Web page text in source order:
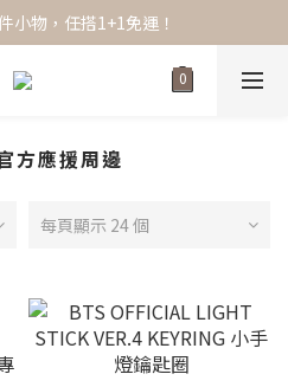
即享超商免運！
小物，任搭1+1免運！
方應援周邊
每頁顯示 24 個